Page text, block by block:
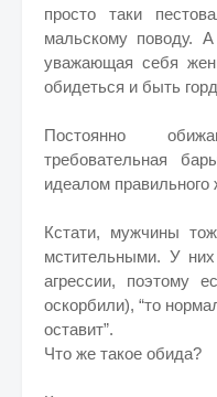
просто таки
мальскому поводу.
уважающая себя
обидеться и быть
Постоянно
требовательная
идеалом правильного
Кстати, мужчины
мстительными. У
агрессии, поэтому
оскорбили), “то
оставит”.
Что же такое обида?